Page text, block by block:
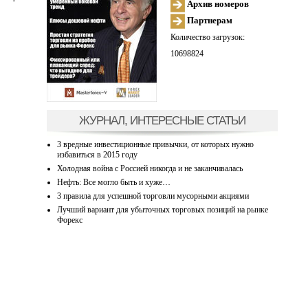
Архив номеров
Партнерам
Количество загрузок:
10698824
ЖУРНАЛ, ИНТЕРЕСНЫЕ СТАТЬИ
3 вредные инвестиционные привычки, от которых нужно
избавиться в 2015 году
Холодная война с Россией никогда и не заканчивалась
Нефть: Все могло быть и хуже…
3 правила для успешной торговли мусорными акциями
Лучший вариант для убыточных торговых позиций на рынке
Форекс